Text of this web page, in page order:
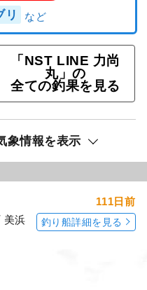
リ
「NST LINE 力尚
丸」の
全ての釣果を見る
象情報を表示
美浜
111日前
釣り船詳細を見る